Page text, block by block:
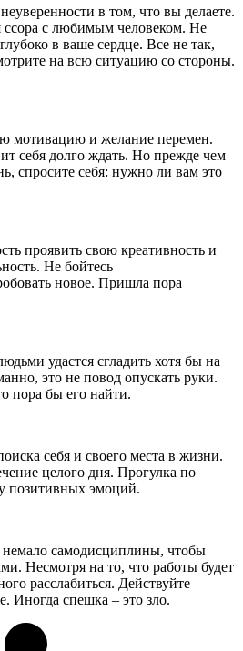
в том, что вы делаете.
ссора с любимым человеком. Не
в ваше сердце. Все не так,
на всю ситуацию со стороны.
мотивацию и желание перемен.
себя долго ждать. Но прежде чем
спросите себя: нужно ли вам это
проявить свою креативность и
Не бойтесь
новое. Пришла пора
удастся сгладить хотя бы на
это не повод опускать руки.
пора бы его найти.
себя и своего места в жизни.
целого дня. Прогулка по
позитивных эмоций.
немало самодисциплины, чтобы
Несмотря на то, что работы будет
расслабиться. Действуйте
Иногда спешка – это зло.